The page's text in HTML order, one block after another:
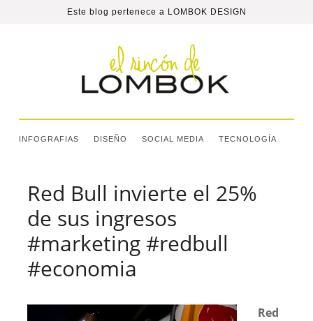
Este blog pertenece a LOMBOK DESIGN
INFOGRAFIAS DISEÑO SOCIAL MEDIA TECNOLOGÍA
Red Bull invierte el 25%
de sus ingresos
#marketing #redbull
#economia
Red